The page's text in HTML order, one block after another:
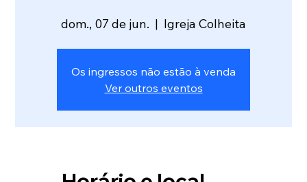
dom., 07 de jun.
  |
Igreja Colheita
Os ingressos não estão à venda
Ver outros eventos